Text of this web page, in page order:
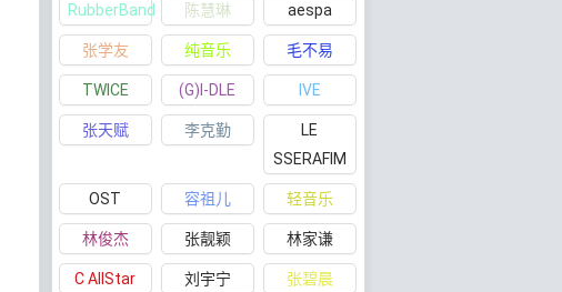
RubberBand 陈慧琳 aespa
张学友 纯音乐 毛不易
TWICE (G)I-DLE IVE
张天赋 李克勤
LE
SSERAFIM
OST 容祖儿 轻音乐
林俊杰 张靓颖 林家谦
C AllStar 刘宇宁 张碧晨